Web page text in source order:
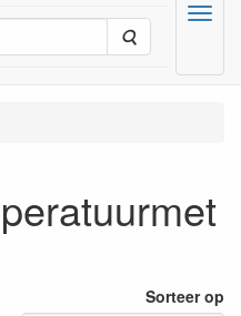
Zoeken
Menu
Sorteer op